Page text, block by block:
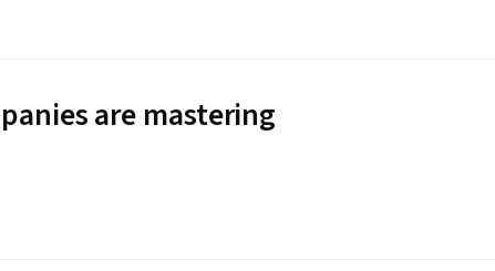
are mastering